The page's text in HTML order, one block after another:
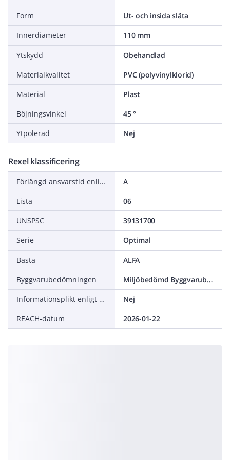
Form
Ut- och insida släta
Innerdiameter
110 mm
Ytskydd
Obehandlad
Materialkvalitet
PVC (polyvinylklorid)
Material
Plast
Böjningsvinkel
45 °
Ytpolerad
Nej
Rexel klassificering
Förlängd ansvarstid enligt ALEM-09
A
Lista
06
UNSPSC
39131700
Serie
Optimal
Basta
ALFA
Byggvarubedömningen
Miljöbedömd Byggvarubedömning Accepteras
Informationsplikt enligt REACH
Nej
REACH-datum
2026-01-22